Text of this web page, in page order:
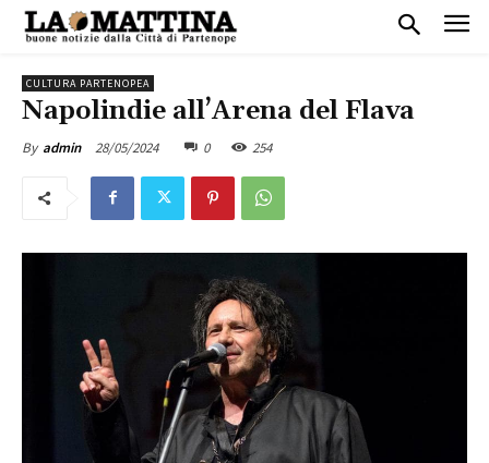
CULTURA PARTENOPEA
Napolindie all’Arena del Flava
By admin 28/05/2024 0 254